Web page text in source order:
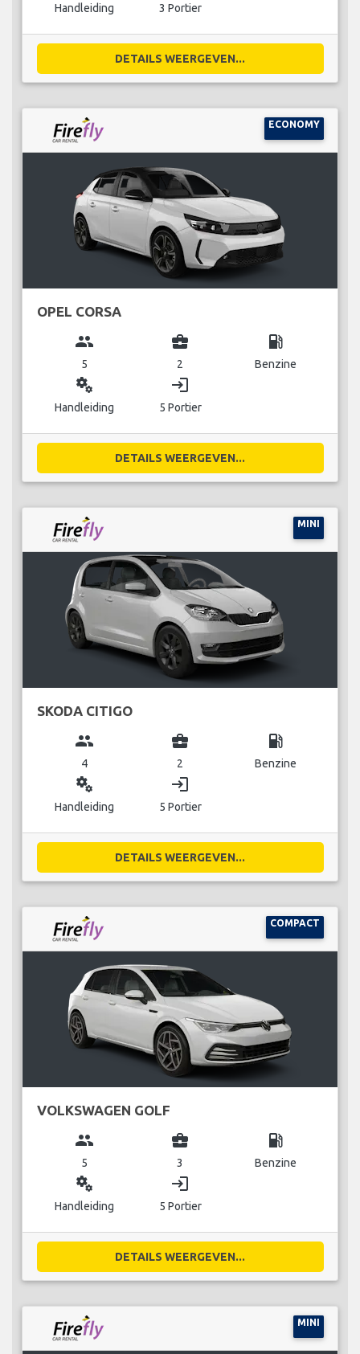
Handleiding 3 Portier
DETAILS WEERGEVEN...
ECONOMY
OPEL CORSA
group
5
business_center
2
local_gas_station
Benzine
miscellaneous_services
Handleiding
login
5 Portier
DETAILS WEERGEVEN...
MINI
SKODA CITIGO
group
4
business_center
2
local_gas_station
Benzine
miscellaneous_services
Handleiding
login
5 Portier
DETAILS WEERGEVEN...
COMPACT
VOLKSWAGEN GOLF
group
5
business_center
3
local_gas_station
Benzine
miscellaneous_services
Handleiding
login
5 Portier
DETAILS WEERGEVEN...
MINI